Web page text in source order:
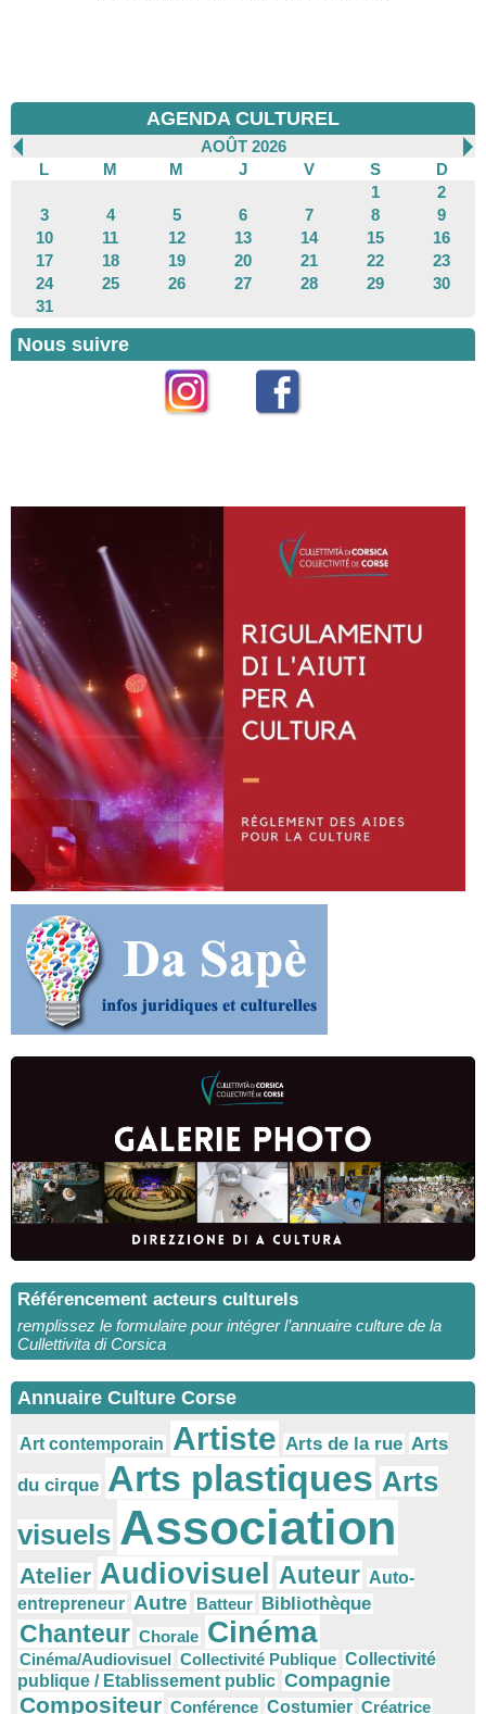
AGENDA CULTUREL
AOÛT 2026
L
M M J V S
D
1
2
3
4 5 6 7 8
9
10
11 12 13 14 15
16
17
18 19 20 21 22
23
24
25 26 27 28 29
30
31
Nous suivre
Référencement acteurs culturels
remplissez le formulaire pour intégrer l’annuaire culture de la
Cullettivita di Corsica
Annuaire Culture Corse
Art contemporain Artiste Arts de la rue Arts
du cirque Arts plastiques Arts
visuels Association
Atelier Audiovisuel Auteur Auto-
entrepreneur Autre Batteur Bibliothèque
Chanteur Chorale Cinéma
Cinéma/Audiovisuel Collectivité Publique Collectivité
publique / Etablissement public Compagnie
Compositeur Conférence Costumier Créatrice